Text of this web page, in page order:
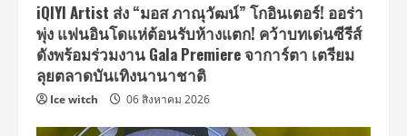
iQIYI Artist ส่ง “มอส ภาณุวัฒน์” โกอินเตอร์! ออร่า
พุ่ง แฟนอินโดแห่ต้อนรับห้างแตก! คว้าบทเด่นซีรีส์
ดังพร้อมร่วมงาน Gala Premiere จาการ์ตา เตรียม
ลุยตลาดบันเทิงนานาชาติ
Ice witch 06 สิงหาคม 2026